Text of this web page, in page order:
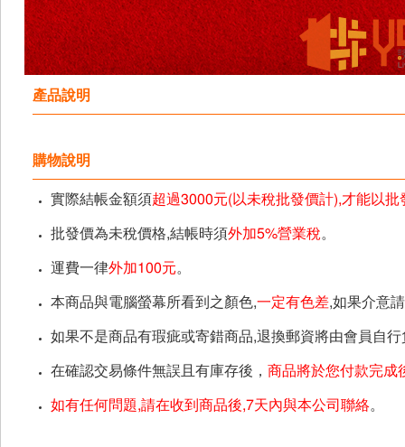
產品說明
購物說明
實際結帳金額須超過3000元(以未稅批發價計),才能以批
批發價為未稅價格,結帳時須外加5%營業稅。
運費一律外加100元。
本商品與電腦螢幕所看到之顏色,一定有色差,如果介意
如果不是商品有瑕疵或寄錯商品,退換郵資將由會員自行
在確認交易條件無誤且有庫存後， 商品將於您付款完成
如有任何問題,請在收到商品後,7天內與本公司聯絡。